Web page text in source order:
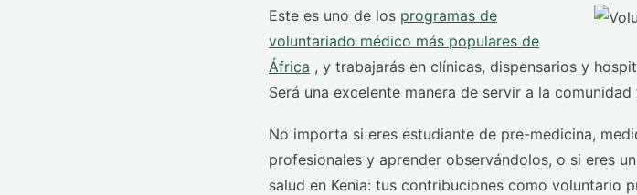
Este es uno de los programas de
voluntariado médico más populares de
África , y trabajarás en clínicas, dispensarios y
Será una excelente manera de servir a la
No importa si eres estudiante de pre-medicina,
profesionales y aprender observándolos, o si eres
salud en Kenia: tus contribuciones como voluntario